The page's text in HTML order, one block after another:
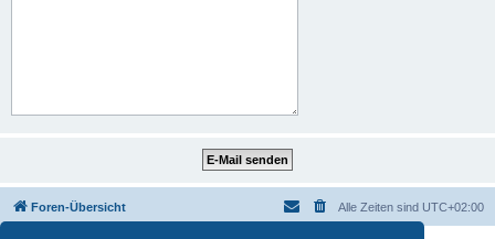
Foren-Übersicht Alle Zeiten sind UTC+02:00